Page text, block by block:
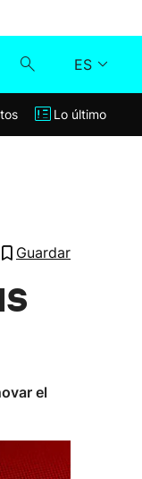
ES
Klisk
Lo último
Guardar
el